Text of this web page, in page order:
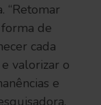
“Retomar
de
cada
valorizar o
e